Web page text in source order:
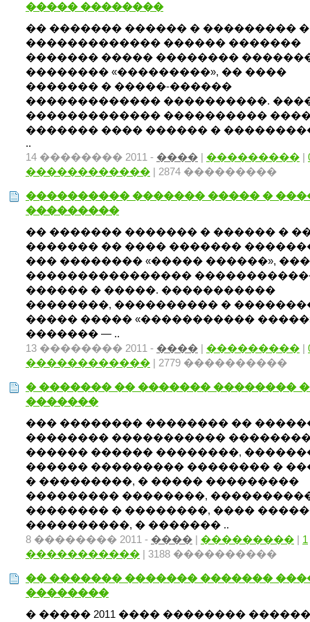
����� ��������
�� ������� ������ � ��������� �
������������� ������ �������
������� ����� ��������
�������� «���������», �� ����
������� � �����-������
������������� ����������.
������������� ����������
������� ���� ������ �
..
14 �������� 2011 - ���� | ��������� |
������������ | 2874 ���������
���������� ������� ����� �
���������
�� ������� ������� � ������ �
������� �� ���� �������
��� �������� «����� ������»,
����������������
������ � �����. �����������
��������, ���������� �
����� ����� «�����������
������� — ..
13 �������� 2011 - ���� | ��������� |
������������ | 2779 ����������
� ������� �� ������� ��������
�������
��� �������� �������� ��
�������� �����������
������ ������ ��������,
������ ��������� �������� �
� ���������, � ����� ���������
��������� ��������,
�������� � ��������, ����
����������, � ������� ..
8 �������� 2011 - ���� | ��������� | 1
����������� | 3188 ����������
�� ������� ������� �������
��������
� ����� 2011 ���� �������� ������